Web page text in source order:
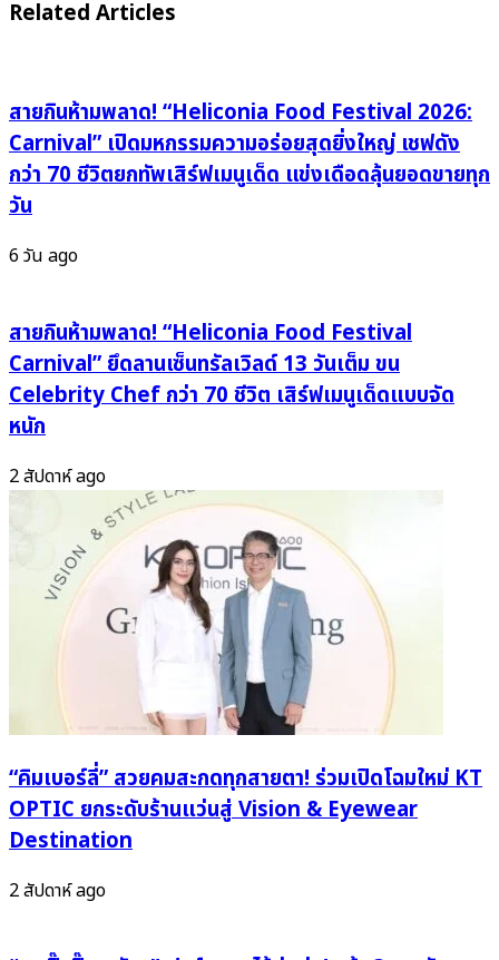
สง
สุด
เฟียซ
ใน
“MONOMAX
Festival
Songkran
2025”
คน
แน่น
มันส์
ไม่
ยศ”
ละลาย
ใจ!
พา
สาว
ๆ
กรี๊ด
ข้าวสาร
ชุ่ม
ฉ่ำ
ทั้ง
ถนน
ทั้ง
หัวใจ!
Related Articles
สายกินห้ามพลาด! “Heliconia Food Festival 2026:
Carnival” เปิดมหกรรมความอร่อยสุดยิ่งใหญ่ เชฟดัง
กว่า 70 ชีวิตยกทัพเสิร์ฟเมนูเด็ด แข่งเดือดลุ้นยอดขายทุก
วัน
6 วัน ago
สายกินห้ามพลาด! “Heliconia Food Festival
Carnival” ยึดลานเซ็นทรัลเวิลด์ 13 วันเต็ม ขน
Celebrity Chef กว่า 70 ชีวิต เสิร์ฟเมนูเด็ดแบบจัด
หนัก
2 สัปดาห์ ago
“คิมเบอร์ลี่” สวยคมสะกดทุกสายตา! ร่วมเปิดโฉมใหม่ KT
OPTIC ยกระดับร้านแว่นสู่ Vision & Eyewear
Destination
2 สัปดาห์ ago